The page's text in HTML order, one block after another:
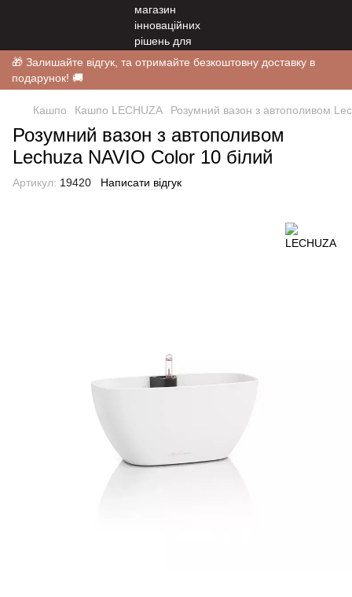
🎁 Залишайте відгук, та отримайте безкоштовну доставку в
подарунок! 🚚
Кашпо Кашпо LECHUZA Розумний вазон з автополивом
Розумний вазон з автополивом
Lechuza NAVIO Color 10 білий
Артикул: 19420 Написати відгук